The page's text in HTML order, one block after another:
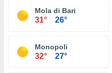
Mola di Bari
31° 26°
Monopoli
32° 27°